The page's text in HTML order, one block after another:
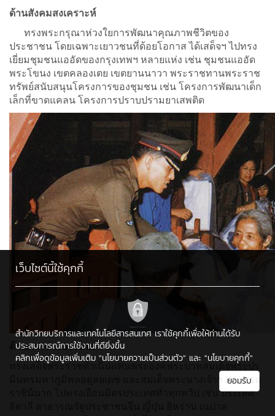
ด้านสังคมสงเคราะห์
ทรงพระกรุณาห่วงใยการพัฒนาคุณภาพชีวิตของ
ประชาชน โดยเฉพาะเยาวชนที่ด้อยโอกาส ได้เสด็จฯ ไปทรง
เยี่ยมชุมชนแออัดของกรุงเทพฯ หลายแห่ง เช่น ชุมชนแออัด
พระโขนง เขตคลองเตย เขตยานนาวา พระราชทานพระราช
ทรัพย์สนับสนุนโครงการของชุมชน เช่น โครงการพัฒนาเด็ก
เล็กที่ขาดแคลน โครงการปราบปรามยาเสพติด
ด้านการต่างประเทศ
ทรงเสด็จพระราชดำเนินแทนพระองค์พระบาทสมเด็จพระปร
มินทรมหาภูมิพลอดุลยเดช และสมเด็จพระนางเจ้าฯ พระบรม
ราชินีนาถ ไปทรงเยือนมิตรประเทศทั่วทุกทวีป เช่น ประเทศ
เว็บไซต์นี้ใช้คุกกี้
สำนักวิทยบริการและเทคโนโลยีสารสนเทศ เราใช้คุกกี้เพื่อให้ท่านได้รับ
ประสบการณ์การใช้งานที่ดียิ่งขึ้น
คลิกเพื่อดูข้อมูลเพิ่มเติม "นโยบายความเป็นส่วนตัว" และ "นโยบายคุกกี้"
ยอมรับ